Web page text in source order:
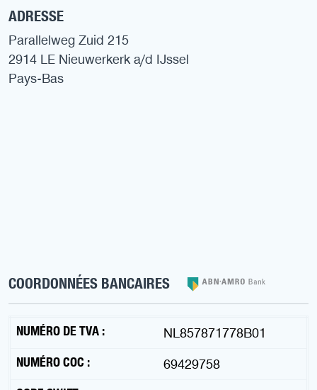
ADRESSE
Parallelweg Zuid 215
2914 LE Nieuwerkerk a/d IJssel
Pays-Bas
COORDONNÉES BANCAIRES
NUMÉRO DE TVA :
NL857871778B01
NUMÉRO COC :
69429758